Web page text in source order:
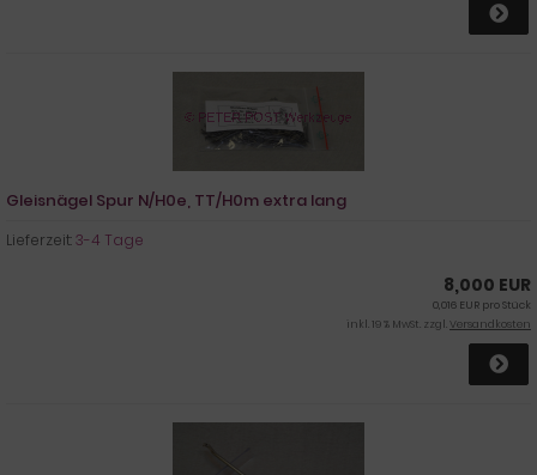
Gleisnägel Spur N/H0e, TT/H0m extra lang
Lieferzeit:3-4 Tage
8,000 EUR
0,016 EUR pro Stück
inkl. 19 % MwSt. zzgl.Versandkosten